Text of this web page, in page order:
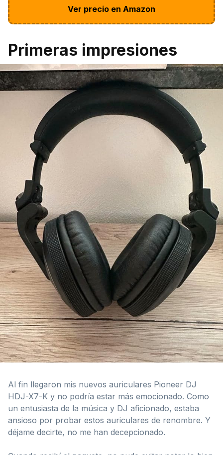
Ver precio en Amazon
Primeras impresiones
Al fin llegaron mis nuevos auriculares Pioneer DJ
HDJ-X7-K y no podría estar más emocionado. Como
un entusiasta de la música y DJ aficionado, estaba
ansioso por probar estos auriculares de renombre. Y
déjame decirte, no me han decepcionado.